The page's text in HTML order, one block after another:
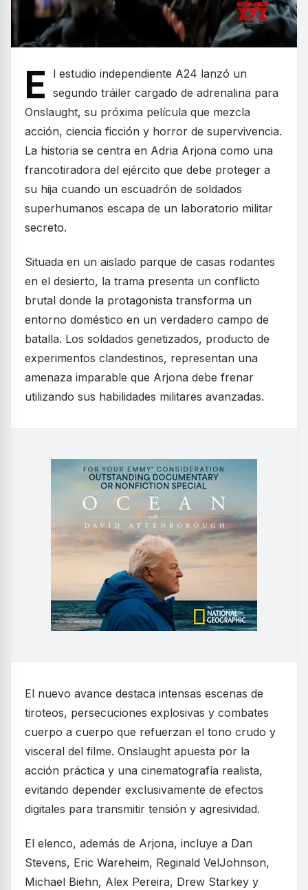
E
l estudio independiente A24 lanzó un
segundo tráiler cargado de adrenalina para
Onslaught, su próxima película que mezcla
acción, ciencia ficción y horror de supervivencia.
La historia se centra en Adria Arjona como una
francotiradora del ejército que debe proteger a
su hija cuando un escuadrón de soldados
superhumanos escapa de un laboratorio militar
secreto.
Situada en un aislado parque de casas rodantes
en el desierto, la trama presenta un conflicto
brutal donde la protagonista transforma un
entorno doméstico en un verdadero campo de
batalla. Los soldados genetizados, producto de
experimentos clandestinos, representan una
amenaza imparable que Arjona debe frenar
utilizando sus habilidades militares avanzadas.
El nuevo avance destaca intensas escenas de
tiroteos, persecuciones explosivas y combates
cuerpo a cuerpo que refuerzan el tono crudo y
visceral del filme. Onslaught apuesta por la
acción práctica y una cinematografía realista,
evitando depender exclusivamente de efectos
digitales para transmitir tensión y agresividad.
El elenco, además de Arjona, incluye a Dan
Stevens, Eric Wareheim, Reginald VelJohnson,
Michael Biehn, Alex Pereira, Drew Starkey y